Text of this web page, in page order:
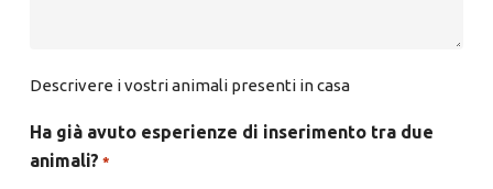
Descrivere i vostri animali presenti in casa
Ha già avuto esperienze di inserimento tra due
animali? *